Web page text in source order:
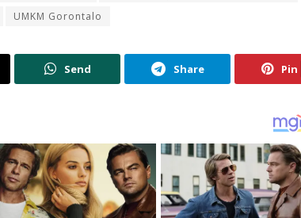
UMKM Gorontalo
Send Share Pin